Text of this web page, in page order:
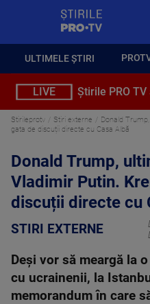
ULTIMELE ȘTIRI
LIVE Știrile PRO
Stirileprotv Stiri externe
Donald
gata de discuții directe cu Casa Albă
Donald Trump,
Vladimir Putin.
discuții directe cu
STIRI EXTERNE
Deși vor să meargă la
cu ucrainenii, la
memorandum în care